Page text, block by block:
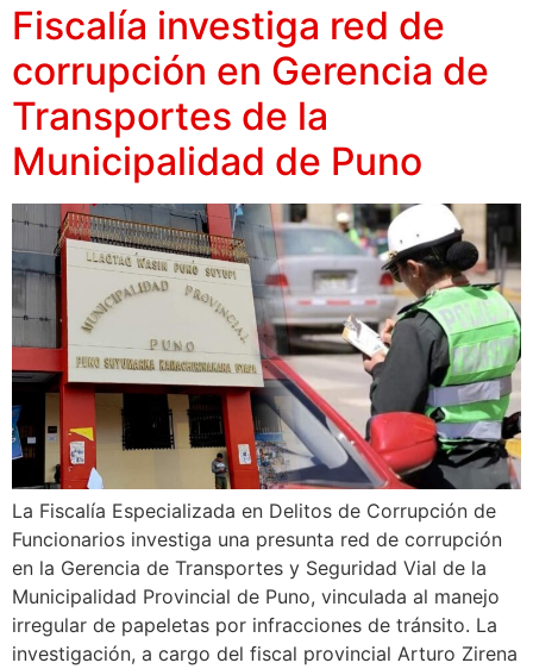
Fiscalía investiga red de
corrupción en Gerencia de
Transportes de la
Municipalidad de Puno
La Fiscalía Especializada en Delitos de Corrupción de
Funcionarios investiga una presunta red de corrupción
en la Gerencia de Transportes y Seguridad Vial de la
Municipalidad Provincial de Puno, vinculada al manejo
irregular de papeletas por infracciones de tránsito. La
investigación, a cargo del fiscal provincial Arturo Zirena